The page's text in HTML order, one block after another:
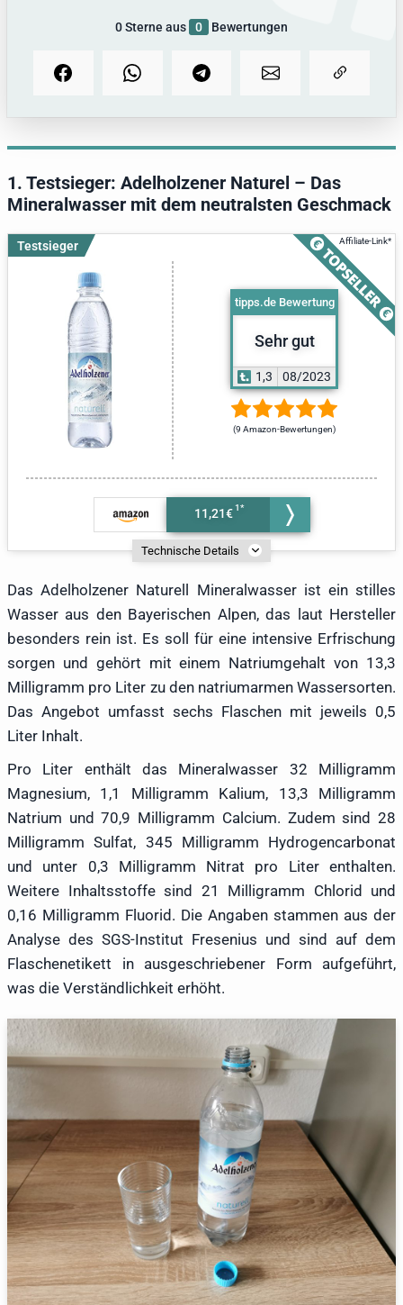
0Sterne aus 0 Bewertungen
1. Testsieger: Adelholzener Naturel – Das
Mineralwasser mit dem neutralsten Geschmack
Testsieger
11,21€
tipps.de Bewertung
Sehr gut
1,3 08/2023
(9 Amazon-Bewertungen)
Technische Details
Das Adelholzener Naturell Mineralwasser ist ein stilles
Wasser aus den Bayerischen Alpen, das laut Hersteller
besonders rein ist. Es soll für eine intensive Erfrischung
sorgen und gehört mit einem Natriumgehalt von 13,3
Milligramm pro Liter zu den natriumarmen Wassersorten.
Das Angebot umfasst sechs Flaschen mit jeweils 0,5
Liter Inhalt.
Pro Liter enthält das Mineralwasser 32 Milligramm
Magnesium, 1,1 Milligramm Kalium, 13,3 Milligramm
Natrium und 70,9 Milligramm Calcium. Zudem sind 28
Milligramm Sulfat, 345 Milligramm Hydrogencarbonat
und unter 0,3 Milligramm Nitrat pro Liter enthalten.
Weitere Inhaltsstoffe sind 21 Milligramm Chlorid und
0,16 Milligramm Fluorid. Die Angaben stammen aus der
Analyse des SGS-Institut Fresenius und sind auf dem
Flaschenetikett in ausgeschriebener Form aufgeführt,
was die Verständlichkeit erhöht.